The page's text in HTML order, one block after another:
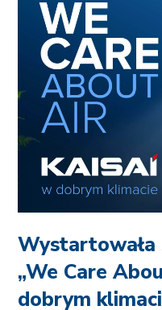
„We Care
dobrym